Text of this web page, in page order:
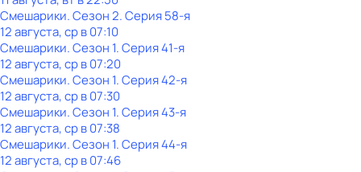
Смешарики. Сезон 2. Серия 58-я
12 августа, ср в 07:10
Смешарики. Сезон 1. Серия 41-я
12 августа, ср в 07:20
Смешарики. Сезон 1. Серия 42-я
12 августа, ср в 07:30
Смешарики. Сезон 1. Серия 43-я
12 августа, ср в 07:38
Смешарики. Сезон 1. Серия 44-я
12 августа, ср в 07:46